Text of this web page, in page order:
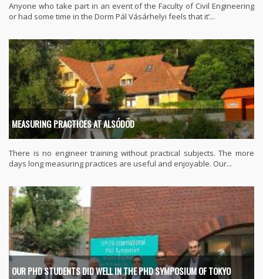
Anyone who take part in an event of the Faculty of Civil Engineering
or had some time in the Dorm Pál Vásárhelyi feels that it’...
MEASURING PRACTICES AT ALSÓDÖD
There is no engineer training without practical subjects. The more
days long measuring practices are useful and enjoyable. Our...
OUR PHD STUDENTS DID WELL IN THE PHD SYMPOSIUM OF TOKYO